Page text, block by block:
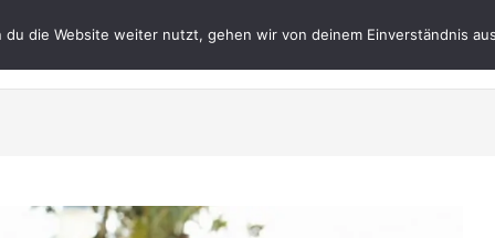
Datenschutz
du die Website weiter nutzt, gehen wir von deinem Einverständnis